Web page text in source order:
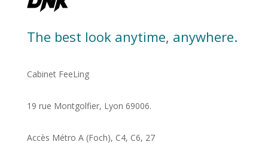
The best look anytime, anywhere.
Cabinet FeeLing
19 rue Montgolfier, Lyon 69006.
Accès Métro A (Foch), C4, C6, 27